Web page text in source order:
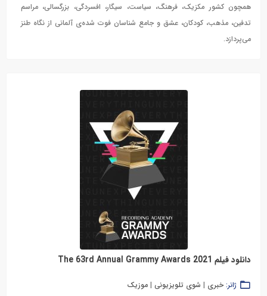
همچون کشور مکزیک، فرهنگ، سیاست، سیگار، افسردگی، بزرگسالی، مراسم
تدفین، مذهب، کودکان، عشق و جامع شناسان فوت شده‌ی آلمانی از نگاه طنز
می‌پردازد.
دانلود فیلم The 63rd Annual Grammy Awards 2021
ژانر: خبری | شوی تلویزیونی | موزیک